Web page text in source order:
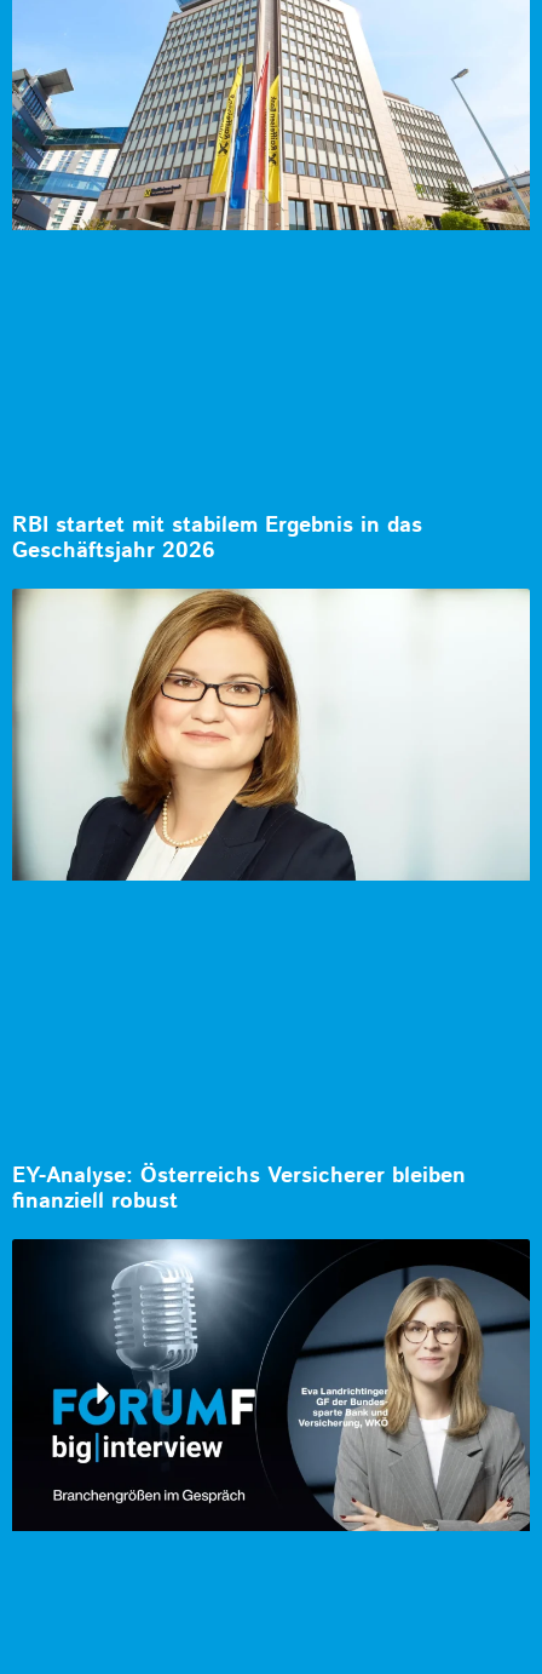
RBI startet mit stabilem Ergebnis in das
Geschäftsjahr 2026
EY-Analyse: Österreichs Versicherer bleiben
finanziell robust